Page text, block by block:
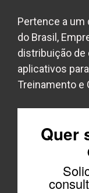
Pertence a
do Brasil,
distribuição de
aplicativos
Treinamento e
Quer